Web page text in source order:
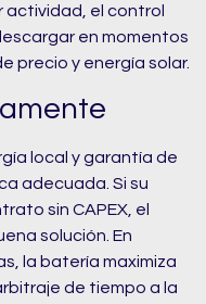
actividad, el control
en momentos
precio y energía solar.
local y garantía de
adecuada. Si su
sin CAPEX, el
solución. En
la batería maximiza
de tiempo a la